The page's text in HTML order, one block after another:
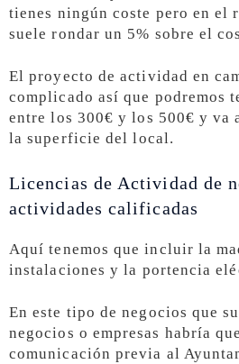
tienes ningún coste pero en el
suele rondar un 5% sobre el
El proyecto de actividad en
complicado así que podremos
entre los 300€ y los 500€ y va
la superficie del local.
Licencias de Actividad de
actividades calificadas
Aquí tenemos que incluir la
instalaciones y la portencia
En este tipo de negocios que
negocios o empresas habría
comunicación previa al